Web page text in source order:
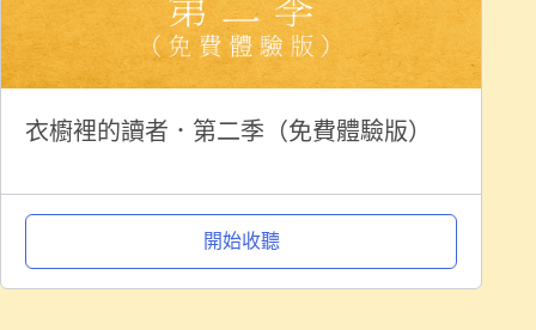
衣櫥裡的讀者．第二季（免費體驗版）
開始收聽